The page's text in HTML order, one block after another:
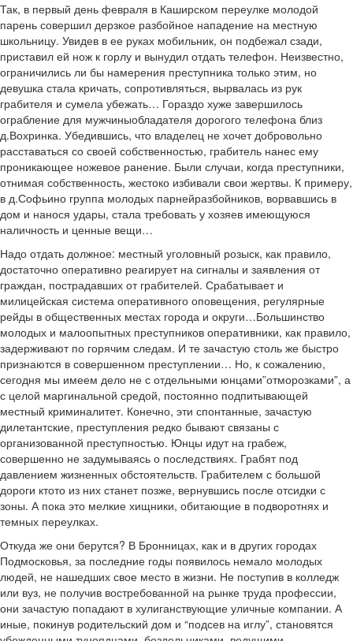
Так, в первый день февраля в Каширском переулке молодой
парень совершил дерзкое разбойное нападение на местную
школьницу. Увидев в ее руках мобильник, он подбежал сзади,
приставил ей нож к горлу и вынудил отдать телефон. Неизвестно,
ограничились ли бы намерения преступника только этим, но
девушка стала кричать, сопротивляться, вырвалась из рук
грабителя и сумела убежать… Гораздо хуже завершилось
ограбление для мужчины­обладателя дорогого телефона близ
д.Вохринка. Убедившись, что владелец не хочет добровольно
расставаться со своей собственностью, грабитель нанес ему
проникающее ножевое ранение. Были случаи, когда преступники,
отнимая собственность, жестоко избивали свои жертвы. К примеру,
в д.Софьино группа молодых парней­разбойников, ворвавшись в
дом и нанося удары, стала требовать у хозяев имеющуюся
наличность и ценные вещи…
Надо отдать должное: местный уголовный розыск, как правило,
достаточно оперативно реагирует на сигналы и заявления от
граждан, пострадавших от грабителей. Срабатывает и
милицейская система оперативного оповещения, регулярные
рейды в общественных местах города и округи…Большинство
молодых и малоопытных преступников оперативники, как правило,
задерживают по горячим следам. И те зачастую столь же быстро
признаются в совершенном преступлении… Но, к сожалению,
сегодня мы имеем дело не с отдельными юнцами­”отморозками”, а
с целой маргинальной средой, постоянно подпитывающей
местный криминалитет. Конечно, эти спонтанные, зачастую
дилетантские, преступления редко бывают связаны с
организованной преступностью. Юнцы идут на грабеж,
совершенно не задумываясь о последствиях. Грабят под
давлением жизненных обстоятельств. Грабителем с большой
дороги кто­то из них станет позже, вернувшись после отсидки с
зоны. А пока это мелкие хищники, обитающие в подворотнях и
темных переулках.
Откуда же они берутся? В Бронницах, как и в других городах
Подмосковья, за последние годы появилось немало молодых
людей, не нашедших свое место в жизни. Не поступив в колледж
или вуз, не получив востребованной на рынке труда профессии,
они зачастую попадают в хулиганствующие уличные компании. А
иные, покинув родительский дом и “подсев на иглу”, становятся